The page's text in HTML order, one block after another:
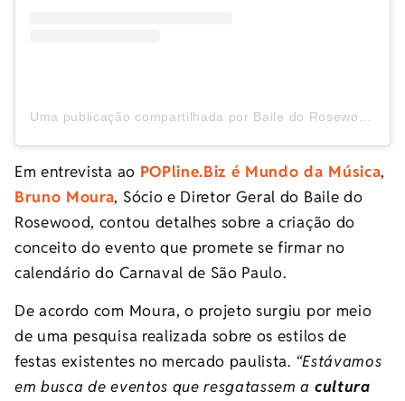
Uma publicação compartilhada por Baile do Rosewood (@bailedorosewood)
Em entrevista ao POPline.Biz é Mundo da Música,
Bruno Moura, Sócio e Diretor Geral do Baile do
Rosewood, contou detalhes sobre a criação do
conceito do evento que promete se firmar no
calendário do Carnaval de São Paulo.
De acordo com Moura, o projeto surgiu por meio
de uma pesquisa realizada sobre os estilos de
festas existentes no mercado paulista. “Estávamos
em busca de eventos que resgatassem a cultura